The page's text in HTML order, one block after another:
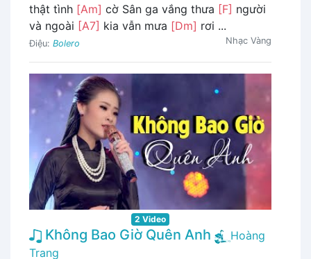
thật tình [Am] cờ Sân ga vắng thưa [F] người
và ngoài [A7] kia vẫn mưa [Dm] rơi ...
Điệu: Bolero Nhạc Vàng
2 Video
Không Bao Giờ Quên Anh
Hoàng
Trang